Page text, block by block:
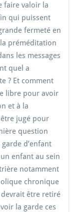
faire valoir la
qui puissent
fermeté en
préméditation
les messages
quel a
? Et comment
libre pour avoir
et à la
jugé pour
question
d’enfant
enfant au sein
notamment
chronique
être retiré
la garde ces